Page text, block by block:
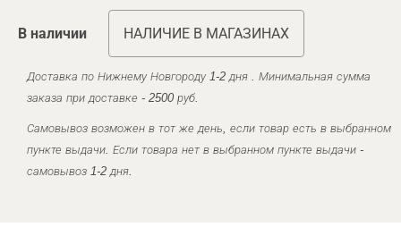
В наличии НАЛИЧИЕ В МАГАЗИНАХ
Доставка по Нижнему Новгороду 1-2 дня . Минимальная сумма
заказа при доставке - 2500 руб.
Самовывоз возможен в тот же день, если товар есть в выбранном
пункте выдачи. Если товара нет в выбранном пункте выдачи -
самовывоз 1-2 дня.